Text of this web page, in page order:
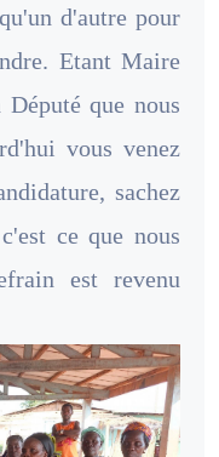
d'autre pour
Etant Maire
que nous
vous venez
sachez
ce que nous
est revenu